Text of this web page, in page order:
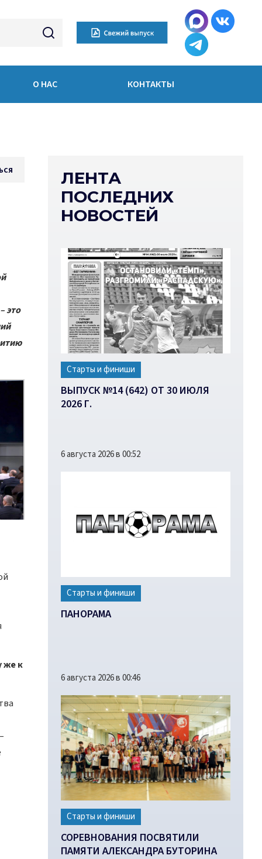
О НАС КОНТАКТЫ
это
же к
ЛЕНТА
ПОСЛЕДНИХ
НОВОСТЕЙ
Старты и финиши
ВЫПУСК №14 (642) ОТ 30 ИЮЛЯ
2026 Г.
6 августа 2026 в 00:52
Старты и финиши
ПАНОРАМА
6 августа 2026 в 00:46
Старты и финиши
СОРЕВНОВАНИЯ ПОСВЯТИЛИ
ПАМЯТИ АЛЕКСАНДРА БУТОРИНА